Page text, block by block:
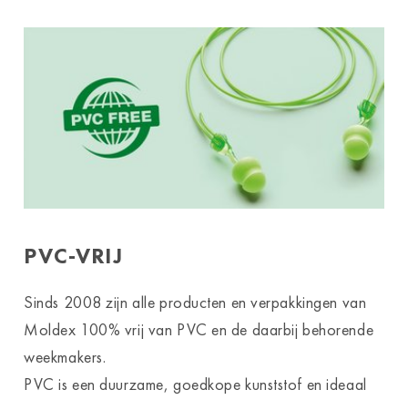
PVC-VRIJ
Sinds 2008 zijn alle producten en verpakkingen van
Moldex 100% vrij van PVC en de daarbij behorende
weekmakers.
PVC is een duurzame, goedkope kunststof en ideaal